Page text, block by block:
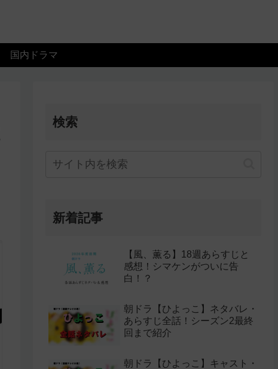
国内ドラマ
検索
新着記事
【風、薫る】18週あらすじと
感想！シマケンがついに告
白！？
朝ドラ【ひよっこ】ネタバレ・
あらすじ全話！シーズン2最終
回まで紹介
朝ドラ【ひよっこ】キャスト・